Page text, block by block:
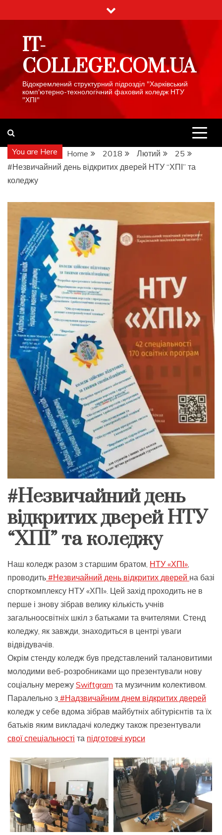
to
IT-
COLLEGE.COM.UA
Відокремлений структурний підрозділ "Харківський
комп'ютерно-технологічний фаховий коледж НТУ
"ХПІ"
You are Here Home 2018 Лютий
25
#Незвичайний день відкритих дверей НТУ “ХПІ” та
коледжу
#Незвичайний день
відкритих дверей НТУ
“ХПІ” та коледжу
Наш коледж разом з старшим братом, НТУ «ХПІ»,
проводить #Незвичайний день відкритих дверей на базі
спорткомплексу НТУ «ХПІ». Цей захід проходить не в
перше і знову зібрав велику кількість учнів
загальноосвітніх шкіл з батьками та вчителями. Стенд
коледжу, як завжди, знаходиться в центрі уваги
відвідувачів.
Окрім стенду коледж був представлений талановитими
молодими веб-розробниками що презентували нову
соціальну мережу Swiftgram та музичним колективом.
Паралельно з #Надзвичайним днем відкритих дверей
коледж у себе вдома зібрав майбутніх абітурієнтів та їх
батьків яким викладачі коледжу також презентували
свої спеціальності та підготовчі курси